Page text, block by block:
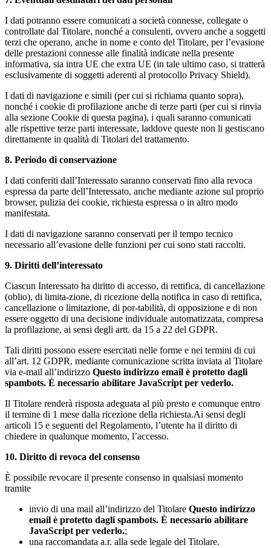
I dati potranno essere comunicati a società connesse, collegate o
controllate dal Titolare, nonché a consulenti, ovvero anche a soggetti
terzi che operano, anche in nome e conto del Titolare, per l’evasione
delle prestazioni connesse alle finalità indicate nella presente
informativa, sia intra UE che extra UE (in tale ultimo caso, si tratterà
esclusivamente di soggetti aderenti al protocollo Privacy Shield).
I dati di navigazione e simili (per cui si richiama quanto sopra),
nonché i cookie di profilazione anche di terze parti (per cui si rinvia
alla sezione Cookie di questa pagina), i quali saranno comunicati
alle rispettive terze parti interessate, laddove queste non li gestiscano
direttamente in qualità di Titolari del trattamento.
8. Periodo di conservazione
I dati conferiti dall’Interessato saranno conservati fino alla revoca
espressa da parte dell’Interessato, anche mediante azione sul proprio
browser, pulizia dei cookie, richiesta espressa o in altro modo
manifestata.
I dati di navigazione saranno conservati per il tempo tecnico
necessario all’evasione delle funzioni per cui sono stati raccolti.
9. Diritti dell’interessato
Ciascun Interessato ha diritto di accesso, di rettifica, di cancellazione
(oblio), di limita-zione, di ricezione della notifica in caso di rettifica,
cancellazione o limitazione, di por-tabilità, di opposizione e di non
essere oggetto di una decisione individuale automatizzata, compresa
la profilazione, ai sensi degli artt. da 15 a 22 del GDPR.
Tali diritti possono essere esercitati nelle forme e nei termini di cui
all’art. 12 GDPR, mediante comunicazione scritta inviata al Titolare
via e-mail all’indirizzo Questo indirizzo email è protetto dagli
spambots. È necessario abilitare JavaScript per vederlo.
Il Titolare renderà risposta adeguata al più presto e comunque entro
il termine di 1 mese dalla ricezione della richiesta.Ai sensi degli
articoli 15 e seguenti del Regolamento, l’utente ha il diritto di
chiedere in qualunque momento, l’accesso.
10. Diritto di revoca del consenso
È possibile revocare il presente consenso in qualsiasi momento
tramite
invio di una mail all’indirizzo del Titolare Questo indirizzo
email è protetto dagli spambots. È necessario abilitare
JavaScript per vederlo.;
una raccomandata a.r. alla sede legale del Titolare.